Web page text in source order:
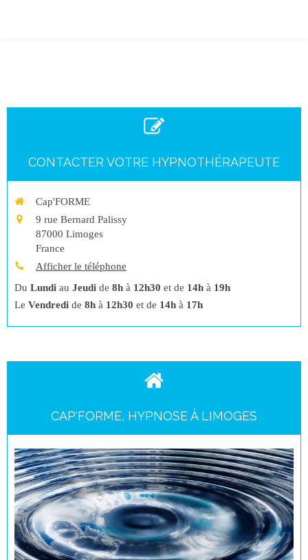
CONTACTER VOTRE HYPNOTHÉRAPEUTE
Cap'FORME
9 rue Bernard Palissy
87000 Limoges
France
Afficher le téléphone
Du Lundi au Jeudi de 8h à 12h30 et de 14h à 19h
Le Vendredi de 8h à 12h30 et de 14h à 17h
CAP'FORME, HYPNOSE À LIMOGES